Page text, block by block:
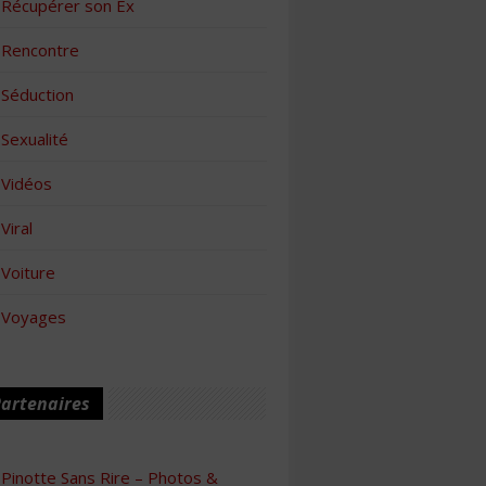
Récupérer son Ex
Rencontre
Séduction
Sexualité
Vidéos
Viral
Voiture
Voyages
Pinotte Sans Rire – Photos &